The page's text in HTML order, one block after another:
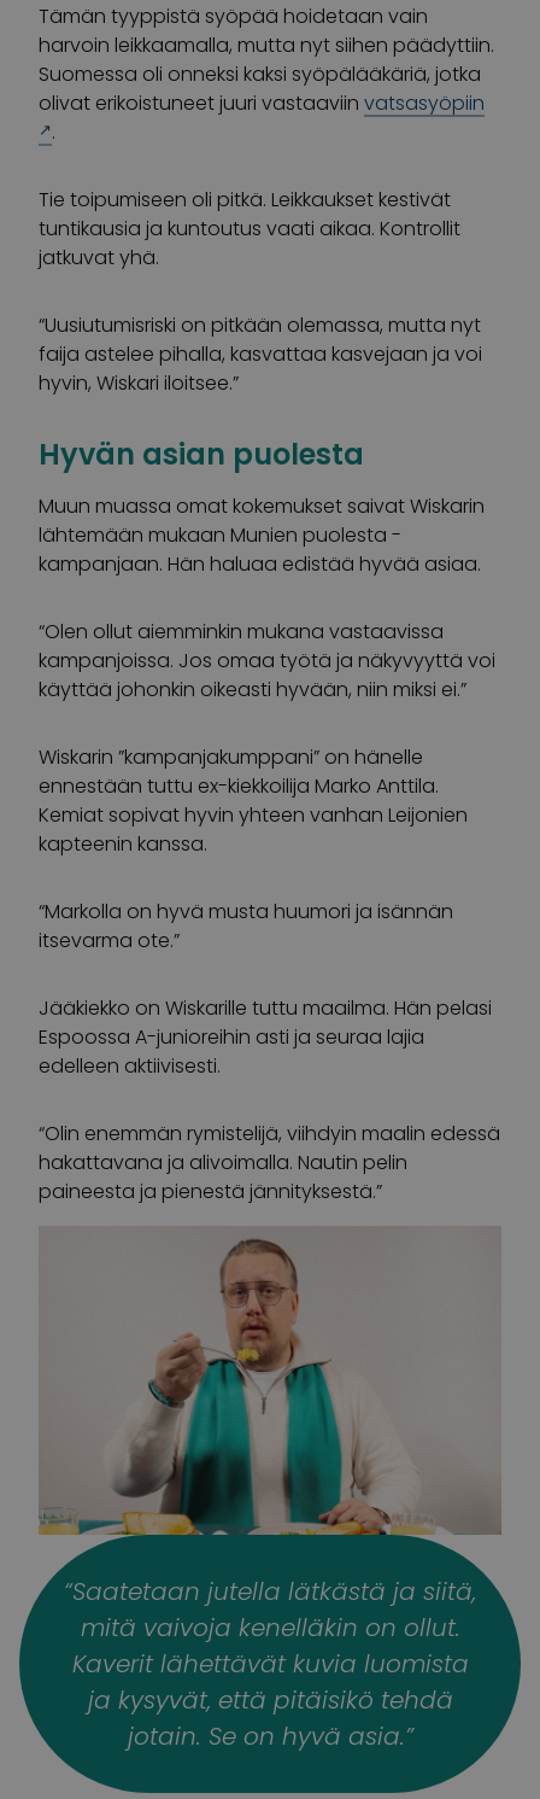
Tämän tyyppistä syöpää hoidetaan vain
harvoin leikkaamalla, mutta nyt siihen päädyttiin.
Suomessa oli onneksi kaksi syöpälääkäriä, jotka
olivat erikoistuneet juuri vastaaviin vatsasyöpiin
.
Tie toipumiseen oli pitkä. Leikkaukset kestivät
tuntikausia ja kuntoutus vaati aikaa. Kontrollit
jatkuvat yhä.
“Uusiutumisriski on pitkään olemassa, mutta nyt
faija astelee pihalla, kasvattaa kasvejaan ja voi
hyvin, Wiskari iloitsee.”
Hyvän asian puolesta
Muun muassa omat kokemukset saivat Wiskarin
lähtemään mukaan Munien puolesta -
kampanjaan. Hän haluaa edistää hyvää asiaa.
“Olen ollut aiemminkin mukana vastaavissa
kampanjoissa. Jos omaa työtä ja näkyvyyttä voi
käyttää johonkin oikeasti hyvään, niin miksi ei.”
Wiskarin ”kampanjakumppani” on hänelle
ennestään tuttu ex-kiekkoilija Marko Anttila.
Kemiat sopivat hyvin yhteen vanhan Leijonien
kapteenin kanssa.
“Markolla on hyvä musta huumori ja isännän
itsevarma ote.”
Jääkiekko on Wiskarille tuttu maailma. Hän pelasi
Espoossa A-junioreihin asti ja seuraa lajia
edelleen aktiivisesti.
“Olin enemmän rymistelijä, viihdyin maalin edessä
hakattavana ja alivoimalla. Nautin pelin
paineesta ja pienestä jännityksestä.”
“Saatetaan jutella lätkästä ja siitä,
mitä vaivoja kenelläkin on ollut.
Kaverit lähettävät kuvia luomista
ja kysyvät, että pitäisikö tehdä
jotain. Se on hyvä asia.”